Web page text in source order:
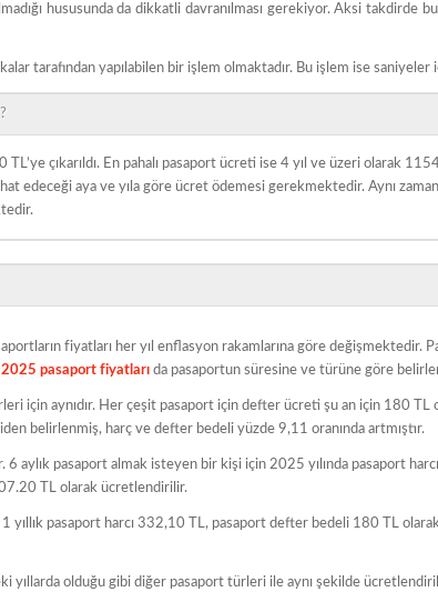
hususunda da dikkatli davranılması gerekiyor. Aksi takdirde
tarafından yapılabilen bir işlem olmaktadır. Bu işlem ise
çıkarıldı. En pahalı pasaport ücreti ise 4 yıl ve üzeri olarak
edeceği aya ve yıla göre ücret ödemesi gerekmektedir. Aynı
fiyatları her yıl enflasyon rakamlarına göre değişmektedir.
2025 pasaport fiyatları da pasaportun süresine ve türüne göre
için aynıdır. Her çeşit pasaport için defter ücreti şu an için 180 TL
belirlenmiş, harç ve defter bedeli yüzde 9,11 oranında artmıştır.
6 aylık pasaport almak isteyen bir kişi için 2025 yılında pasaport
TL olarak ücretlendirilir.
1 yıllık pasaport harcı 332,10 TL, pasaport defter bedeli 180 TL
yıllarda olduğu gibi diğer pasaport türleri ile aynı şekilde